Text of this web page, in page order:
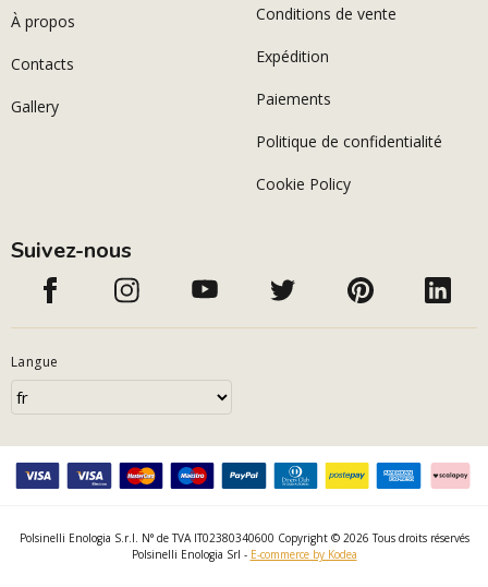
À propos
Contacts
Gallery
Conditions de vente
Expédition
Paiements
Politique de confidentialité
Cookie Policy
Suivez-nous
Langue
Polsinelli Enologia S.r.l. N° de TVA IT02380340600 Copyright © 2026 Tous droits réservés
Polsinelli Enologia Srl - E-commerce by Kodea